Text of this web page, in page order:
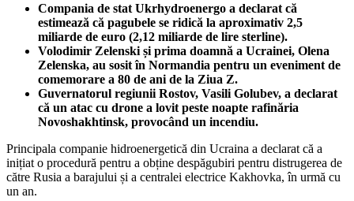
Compania de stat Ukrhydroenergo a declarat că
estimează că pagubele se ridică la aproximativ 2,5
miliarde de euro (2,12 miliarde de lire sterline).
Volodimir Zelenski și prima doamnă a Ucrainei, Olena
Zelenska, au sosit în Normandia pentru un eveniment de
comemorare a 80 de ani de la Ziua Z.
Guvernatorul regiunii Rostov, Vasili Golubev, a declarat
că un atac cu drone a lovit peste noapte rafinăria
Novoshakhtinsk, provocând un incendiu.
Principala companie hidroenergetică din Ucraina a declarat că a
inițiat o procedură pentru a obține despăgubiri pentru distrugerea de
către Rusia a barajului și a centralei electrice Kakhovka, în urmă cu
un an.